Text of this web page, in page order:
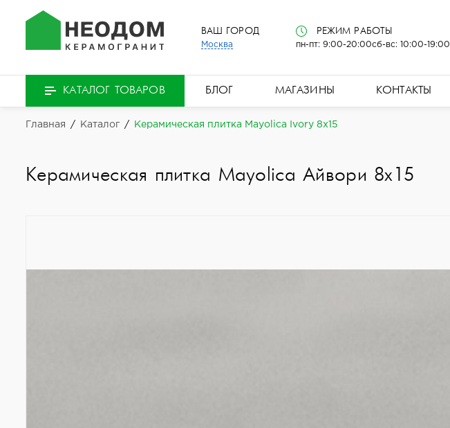
ВАШ ГОРОД
Москва
РЕЖИМ РАБОТЫ
пн-пт: 9:00-20:00сб-вс: 10:00-19:00
КАТАЛОГ ТОВАРОВ БЛОГ МАГАЗИНЫ КОНТАКТЫ
Главная / Каталог / Керамическая плитка Mayolica Ivory 8x15
Керамическая плитка Mayolica Айвори 8x15